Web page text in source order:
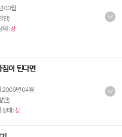
03월
인)
태 :상
이 된다면
2006년 04월
인)
| 상태 :상